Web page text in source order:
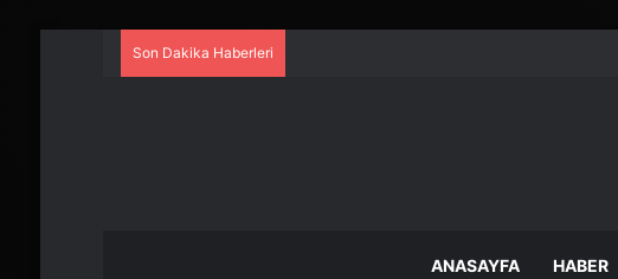
Son Dakika Haberleri
ANASAYFA HABER